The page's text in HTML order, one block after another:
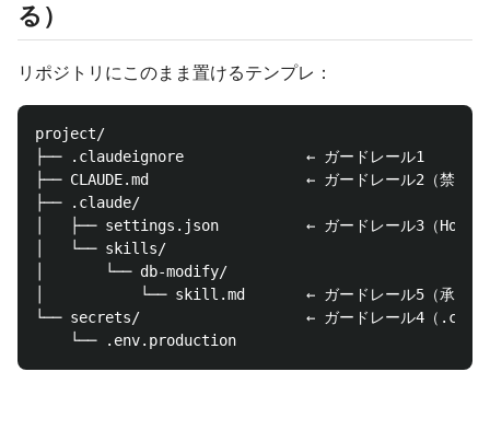
る）
リポジトリにこのまま置けるテンプレ：
project/
├── .claudeignore              ← ガードレール1
├── CLAUDE.md                  ← ガードレール2（禁止事
├── .claude/
│   ├── settings.json          ← ガードレール3（Hooks
│   └── skills/
│       └── db-modify/
│           └── skill.md       ← ガードレール5（承認フ
└── secrets/                   ← ガードレール4（